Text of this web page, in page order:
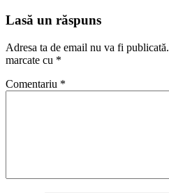
Lasă un răspuns
Adresa ta de email nu va fi publicată.
marcate cu *
Comentariu *